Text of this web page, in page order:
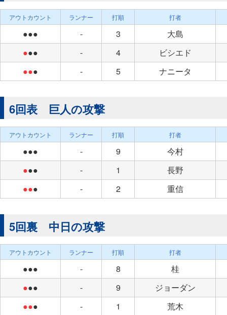
アウトカウント ランナー 打順 打者
●●● - 3
大島
●●● - 4
ビシエド
●●● - 5 ナニータ
6回表 巨人の攻撃
アウトカウント ランナー 打順 打者
●●● - 9
今村
●●● - 1
長野
●●● - 2 重信
5回裏 中日の攻撃
アウトカウント ランナー 打順 打者
●●● - 8
桂
●●● - 9
ジョーダン
●●● - 1 荒木